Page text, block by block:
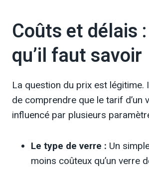
Coûts et délais
qu’il faut savoir
La question du prix est légitime.
de comprendre que le tarif d’un
influencé par plusieurs
Le type de verre : Un
moins coûteux qu’un verre